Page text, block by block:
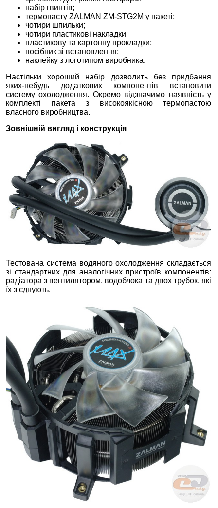
набір гвинтів;
термопасту ZALMAN ZM-STG2M у пакеті;
чотири шпильки;
чотири пластикові накладки;
пластикову та картонну прокладки;
посібник зі встановлення;
наклейку з логотипом виробника.
Настільки хороший набір дозволить без придбання
яких-небудь додаткових компонентів встановити
систему охолодження. Окремо відзначимо наявність у
комплекті пакета з високоякісною термопастою
власного виробництва.
Зовнішній вигляд і конструкція
Тестована система водяного охолодження складається
зі стандартних для аналогічних пристроїв компонентів:
радіатора з вентилятором, водоблока та двох трубок, які
їх з’єднують.